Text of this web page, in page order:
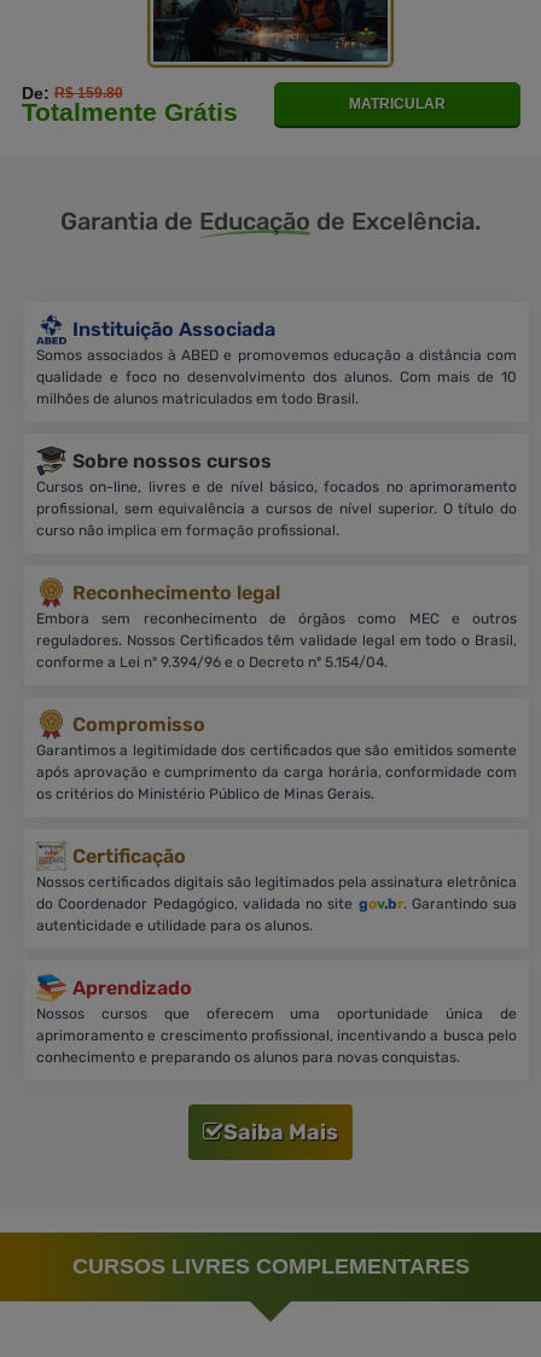
De:R$ 159.80
Totalmente Grátis MATRICULAR
Garantia de Educação de Excelência.
Instituição Associada
Somos associados à ABED e promovemos educação a distância com
qualidade e foco no desenvolvimento dos alunos. Com mais de 10
milhões de alunos matriculados em todo Brasil.
Sobre nossos cursos
Cursos on-line, livres e de nível básico, focados no aprimoramento
profissional, sem equivalência a cursos de nível superior. O título do
curso não implica em formação profissional.
Reconhecimento legal
Embora sem reconhecimento de órgãos como MEC e outros
reguladores. Nossos Certificados têm validade legal em todo o Brasil,
conforme a Lei nº 9.394/96 e o Decreto nº 5.154/04.
Compromisso
Garantimos a legitimidade dos certificados que são emitidos somente
após aprovação e cumprimento da carga horária, conformidade com
os critérios do Ministério Público de Minas Gerais.
Certificação
Nossos certificados digitais são legitimados pela assinatura eletrônica
do Coordenador Pedagógico, validada no site gov.br. Garantindo sua
autenticidade e utilidade para os alunos.
Aprendizado
Nossos cursos que oferecem uma oportunidade única de
aprimoramento e crescimento profissional, incentivando a busca pelo
conhecimento e preparando os alunos para novas conquistas.
Saiba Mais
CURSOS LIVRES COMPLEMENTARES